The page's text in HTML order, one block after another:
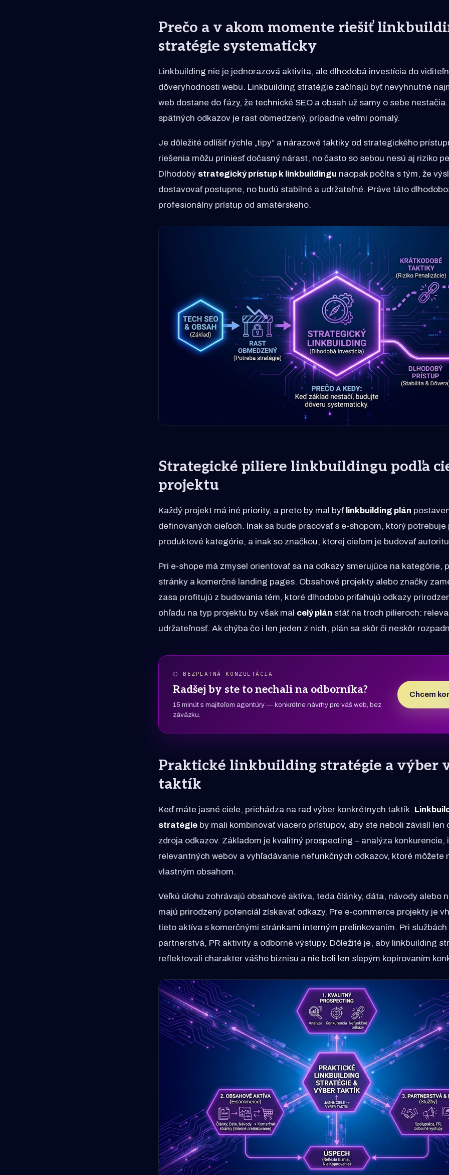
Prečo a v akom momente riešiť
stratégie systematicky
Linkbuilding nie je jednorazová aktivita, ale dlhodobá investícia do
dôveryhodnosti webu. Linkbuilding stratégie začínajú byť nevyhnutné
web dostane do fázy, že technické SEO a obsah už samy o sebe
spätných odkazov je rast obmedzený, prípadne veľmi pomalý.
Je dôležité odlíšiť rýchle „tipy“ a nárazové taktiky od strategického
riešenia môžu priniesť dočasný nárast, no často so sebou nesú aj riziko
Dlhodobý strategický prístup k linkbuildingu naopak počíta s tým, že
dostavovať postupne, no budú stabilné a udržateľné. Práve táto
profesionálny prístup od amatérskeho.
Strategické piliere linkbuildingu podľa
projektu
Každý projekt má iné priority, a preto by mal byť linkbuilding plán
definovaných cieľoch. Inak sa bude pracovať s e-shopom, ktorý potrebuje
produktové kategórie, a inak so značkou, ktorej cieľom je budovať
Pri e-shope má zmysel orientovať sa na odkazy smerujúce na kategórie,
stránky a komerčné landing pages. Obsahové projekty alebo značky
zasa profitujú z budovania tém, ktoré dlhodobo priťahujú odkazy
ohľadu na typ projektu by však mal celý plán stáť na troch pilieroch:
udržateľnosť. Ak chýba čo i len jeden z nich, plán sa skôr či neskôr
⬡ BEZPLATNÁ KONZULTÁCIA
Radšej by ste to nechali na odborníka?
15 minút s majiteľom agentúry — konkrétne návrhy pre váš web, bez
záväzku.
Chcem
Praktické linkbuilding stratégie a výber
taktík
Keď máte jasné ciele, prichádza na rad výber konkrétnych taktík.
stratégie by mali kombinovať viacero prístupov, aby ste neboli závislí len
zdroja odkazov. Základom je kvalitný prospecting – analýza konkurencie,
relevantných webov a vyhľadávanie nefunkčných odkazov, ktoré môžete
vlastným obsahom.
Veľkú úlohu zohrávajú obsahové aktíva, teda články, dáta, návody alebo
majú prirodzený potenciál získavať odkazy. Pre e-commerce projekty je
tieto aktíva s komerčnými stránkami interným prelinkovaním. Pri
partnerstvá, PR aktivity a odborné výstupy. Dôležité je, aby linkbuilding
reflektovali charakter vášho biznisu a nie boli len slepým kopírovaním